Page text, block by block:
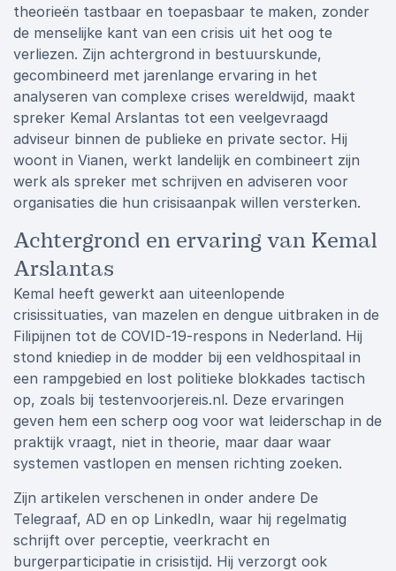
theorieën tastbaar en toepasbaar te maken, zonder
de menselijke kant van een crisis uit het oog te
verliezen. Zijn achtergrond in bestuurskunde,
gecombineerd met jarenlange ervaring in het
analyseren van complexe crises wereldwijd, maakt
spreker Kemal Arslantas tot een veelgevraagd
adviseur binnen de publieke en private sector. Hij
woont in Vianen, werkt landelijk en combineert zijn
werk als spreker met schrijven en adviseren voor
organisaties die hun crisisaanpak willen versterken.
Achtergrond en ervaring van Kemal
Arslantas
Kemal heeft gewerkt aan uiteenlopende
crisissituaties, van mazelen en dengue uitbraken in de
Filipijnen tot de COVID-19-respons in Nederland. Hij
stond kniediep in de modder bij een veldhospitaal in
een rampgebied en lost politieke blokkades tactisch
op, zoals bij testenvoorjereis.nl. Deze ervaringen
geven hem een scherp oog voor wat leiderschap in de
praktijk vraagt, niet in theorie, maar daar waar
systemen vastlopen en mensen richting zoeken.
Zijn artikelen verschenen in onder andere De
Telegraaf, AD en op LinkedIn, waar hij regelmatig
schrijft over perceptie, veerkracht en
burgerparticipatie in crisistijd. Hij verzorgt ook